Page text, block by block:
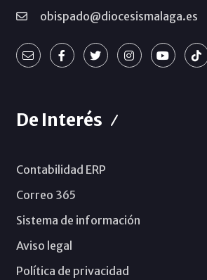
obispado@diocesismalaga.es
De Interés
Contabilidad ERP
Correo 365
Sistema de información
Aviso legal
Política de privacidad